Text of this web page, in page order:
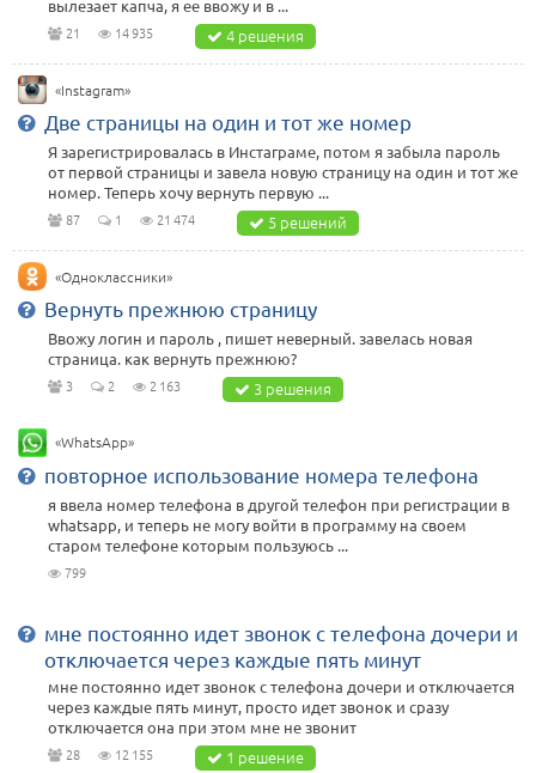
вылезает капча, я ее ввожу и в ...
21 14 935 4 решения
«Instagram»
Две страницы на один и тот же номер
Я зарегистрировалась в Инстаграме, потом я забыла пароль
от первой страницы и завела новую страницу на один и тот же
номер. Теперь хочу вернуть первую ...
87 1 21 474 5 решений
«Одноклассники»
Вернуть прежнюю страницу
Ввожу логин и пароль , пишет неверный. завелась новая
страница. как вернуть прежнюю?
3 2 2 163 3 решения
«WhatsApp»
повторное использование номера телефона
я ввела номер телефона в другой телефон при регистрации в
whatsapp, и теперь не могу войти в программу на своем
старом телефоне которым пользуюсь ...
799
мне постоянно идет звонок с телефона дочери и
отключается через каждые пять минут
мне постоянно идет звонок с телефона дочери и отключается
через каждые пять минут, просто идет звонок и сразу
отключается она при этом мне не звонит
28 12 155 1 решение